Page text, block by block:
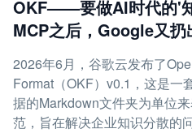
OKF——要做AI时代的'
MCP之后，Google又
2026年6月，谷歌云发布了
Format（OKF）v0.1，这是一
据的Markdown文件夹为单位
范，旨在解决企业知识分散的问